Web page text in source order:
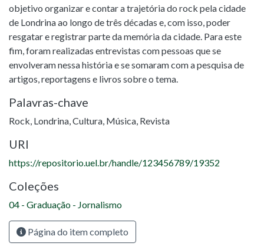
objetivo organizar e contar a trajetória do rock pela cidade
de Londrina ao longo de três décadas e, com isso, poder
resgatar e registrar parte da memória da cidade. Para este
fim, foram realizadas entrevistas com pessoas que se
envolveram nessa história e se somaram com a pesquisa de
artigos, reportagens e livros sobre o tema.
Palavras-chave
Rock, Londrina,Cultura, Música, Revista
URI
https://repositorio.uel.br/handle/123456789/19352
Coleções
04 - Graduação - Jornalismo
Página do item completo